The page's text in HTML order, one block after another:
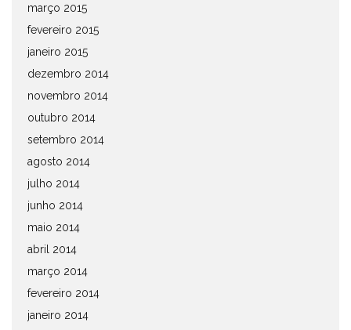
março 2015
fevereiro 2015
janeiro 2015
dezembro 2014
novembro 2014
outubro 2014
setembro 2014
agosto 2014
julho 2014
junho 2014
maio 2014
abril 2014
março 2014
fevereiro 2014
janeiro 2014